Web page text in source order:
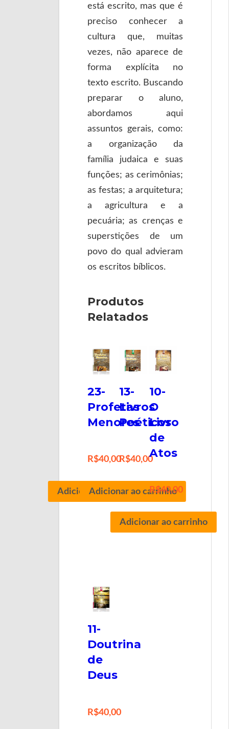
está escrito, mas que é
preciso conhecer a
cultura que, muitas
vezes, não aparece de
forma explícita no
texto escrito. Buscando
preparar o aluno,
abordamos aqui
assuntos gerais, como:
a organização da
família judaica e suas
funções; as cerimônias;
as festas; a arquitetura;
a agricultura e a
pecuária; as crenças e
superstições de um
povo do qual advieram
os escritos bíblicos.
Produtos
Relatados
23-
Profetas
Menores
R$40,00
Adicionar ao carrinho
13-
Livros
Poéticos
R$40,00
Adicionar ao carrinho
10-
O
Livro
de
Atos
R$40,00
Adicionar ao carrinho
11-
Doutrina
de
Deus
R$40,00